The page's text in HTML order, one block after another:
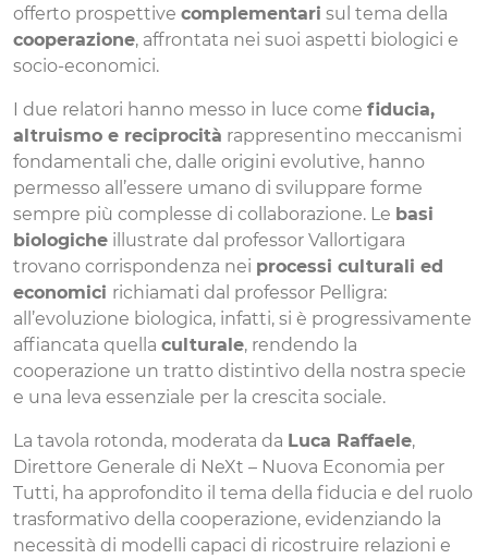
offerto prospettive complementari sul tema della
cooperazione, affrontata nei suoi aspetti biologici e
socio-economici.
I due relatori hanno messo in luce come fiducia,
altruismo e reciprocità rappresentino meccanismi
fondamentali che, dalle origini evolutive, hanno
permesso all’essere umano di sviluppare forme
sempre più complesse di collaborazione. Le basi
biologiche illustrate dal professor Vallortigara
trovano corrispondenza nei processi culturali ed
economici richiamati dal professor Pelligra:
all’evoluzione biologica, infatti, si è progressivamente
affiancata quella culturale, rendendo la
cooperazione un tratto distintivo della nostra specie
e una leva essenziale per la crescita sociale.
La tavola rotonda, moderata da Luca Raffaele,
Direttore Generale di NeXt – Nuova Economia per
Tutti, ha approfondito il tema della fiducia e del ruolo
trasformativo della cooperazione, evidenziando la
necessità di modelli capaci di ricostruire relazioni e